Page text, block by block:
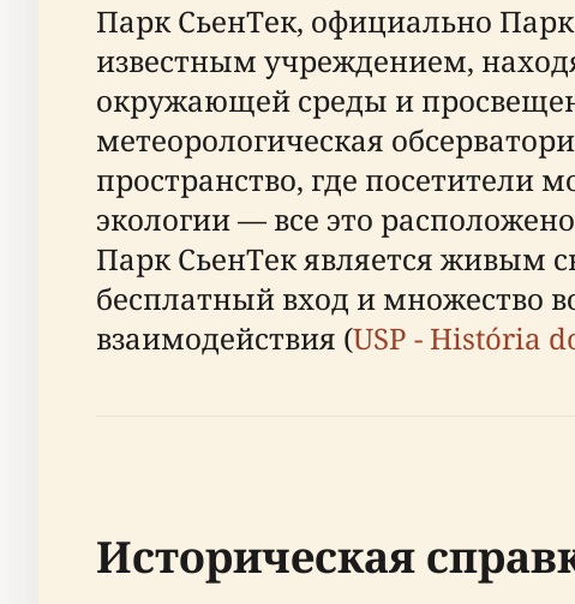
Парк СьенТек, официально
известным учреждением,
окружающей среды и
метеорологическая
пространство, где посетители
экологии — все это
Парк СьенТек является живым
бесплатный вход и множество
взаимодействия (USP - História
Историческая